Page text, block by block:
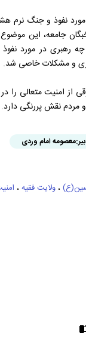
در مورد نفوذ و جنگ
جامعه، این
رهبری در مورد
و مشکلات خاصی شد.
از امنیت متعالی را
مردم نقش پررنگی دارد.
معصومه امام وردی
، ولایت فقیه ،